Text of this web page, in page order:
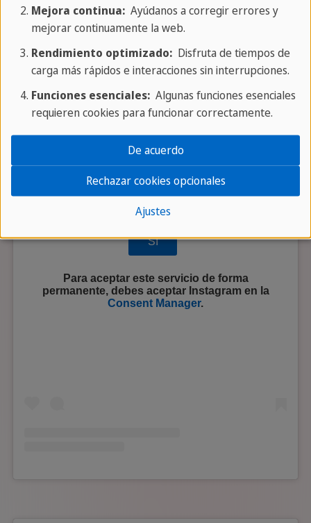
¿Quieres cargar el contenido externo
suministrado por
Sí
Para aceptar este servicio de forma
permanente, debes aceptar Instagramen la
Consent Manager.
Mejora continua:Ayúdanos a corregir errores y
mejorar continuamente la web.
Rendimiento optimizado:Disfruta de tiempos de
carga más rápidos e interacciones sin interrupciones.
Funciones esenciales:Algunas funciones esenciales
requieren cookies para funcionar correctamente.
Ajustes
Rechazar cookies opcionales
De acuerdo